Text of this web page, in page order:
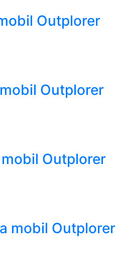
Outplorer
Outplorer
Outplorer
mobil